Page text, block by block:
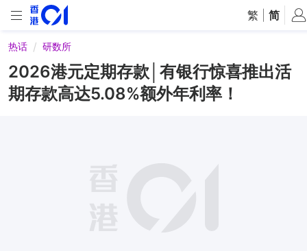
繁 简
热话 研数所
2026港元定期存款│有银行惊喜推出活
期存款高达5.08%额外年利率！